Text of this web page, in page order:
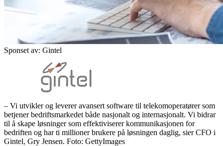
Sponset av: Gintel
– Vi utvikler og leverer avansert software til telekomoperatører som
betjener bedriftsmarkedet både nasjonalt og internasjonalt. Vi bidrar
til å skape løsninger som effektiviserer kommunikasjonen for
bedriften og har ti millioner brukere på løsningen daglig, sier CFO i
Gintel, Gry Jensen. Foto: GettyImages